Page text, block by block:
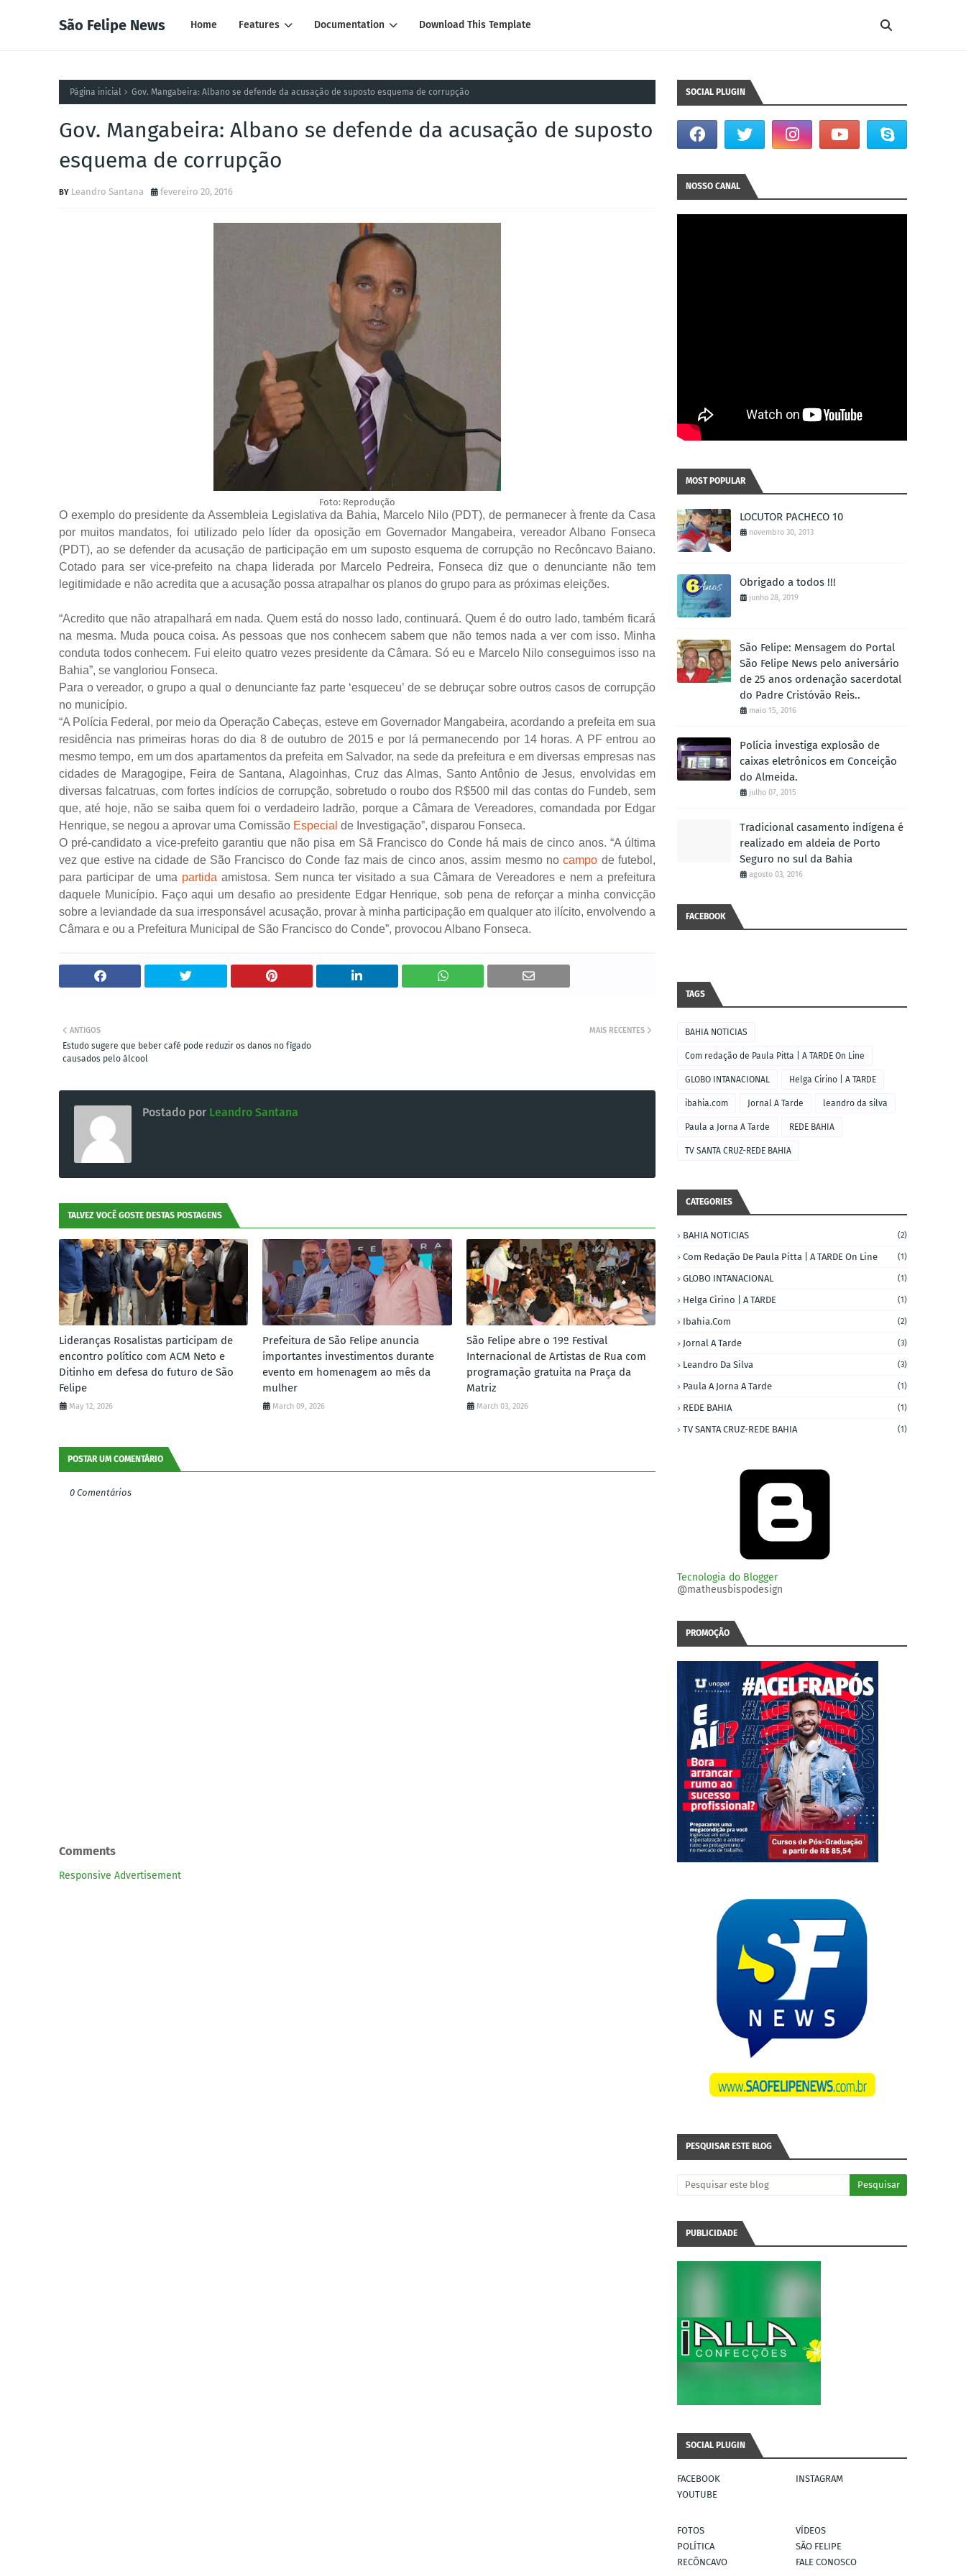
São Felipe News Home Features Documentation Download This Template
Página inicial Gov. Mangabeira: Albano se defende da acusação de suposto esquema de corrupção
Gov. Mangabeira: Albano se defende da acusação de suposto
esquema de corrupção
Leandro Santana fevereiro 20, 2016
Foto: Reprodução
O exemplo do presidente da Assembleia Legislativa da Bahia, Marcelo Nilo (PDT), de permanecer à frente da Casa
por muitos mandatos, foi utilizado pelo líder da oposição em Governador Mangabeira, vereador Albano Fonseca
(PDT), ao se defender da acusação de participação em um suposto esquema de corrupção no Recôncavo Baiano.
Cotado para ser vice-prefeito na chapa liderada por Marcelo Pedreira, Fonseca diz que o denunciante não tem
legitimidade e não acredita que a acusação possa atrapalhar os planos do grupo para as próximas eleições.
“Acredito que não atrapalhará em nada. Quem está do nosso lado, continuará. Quem é do outro lado, também ficará
na mesma. Muda pouca coisa. As pessoas que nos conhecem sabem que não temos nada a ver com isso. Minha
conduta todos conhecem. Fui eleito quatro vezes presidente da Câmara. Só eu e Marcelo Nilo conseguimos isso na
Bahia”, se vangloriou Fonseca.
Para o vereador, o grupo a qual o denunciante faz parte ‘esqueceu’ de se debruçar sobre outros casos de corrupção
no município.
“A Polícia Federal, por meio da Operação Cabeças, esteve em Governador Mangabeira, acordando a prefeita em sua
residência nas primeiras horas do dia 8 de outubro de 2015 e por lá permanecendo por 14 horas. A PF entrou ao
mesmo tempo, em um dos apartamentos da prefeita em Salvador, na sede da prefeitura e em diversas empresas nas
cidades de Maragogipe, Feira de Santana, Alagoinhas, Cruz das Almas, Santo Antônio de Jesus, envolvidas em
diversas falcatruas, com fortes indícios de corrupção, sobretudo o roubo dos R$500 mil das contas do Fundeb, sem
que, até hoje, não se saiba quem foi o verdadeiro ladrão, porque a Câmara de Vereadores, comandada por Edgar
Henrique, se negou a aprovar uma Comissão Especial de Investigação”, disparou Fonseca.
O pré-candidato a vice-prefeito garantiu que não pisa em Sã Francisco do Conde há mais de cinco anos. “A última
vez que estive na cidade de São Francisco do Conde faz mais de cinco anos, assim mesmo nocampo de futebol,
para participar de uma partida amistosa. Sem nunca ter visitado a sua Câmara de Vereadores e nem a prefeitura
daquele Município. Faço aqui um desafio ao presidente Edgar Henrique, sob pena de reforçar a minha convicção
sobre a leviandade da sua irresponsável acusação, provar à minha participação em qualquer ato ilícito, envolvendo a
Câmara e ou a Prefeitura Municipal de São Francisco do Conde”, provocou Albano Fonseca.
MAIS RECENTES
ANTIGOS
Estudo sugere que beber café pode reduzir os danos no fígado
causados pelo álcool
Postado por Leandro Santana
TALVEZ VOCÊ GOSTE DESTAS POSTAGENS
Lideranças Rosalistas participam de
encontro político com ACM Neto e
Ditinho em defesa do futuro de São
Felipe
May 12, 2026
Prefeitura de São Felipe anuncia
importantes investimentos durante
evento em homenagem ao mês da
mulher
March 09, 2026
São Felipe abre o 19º Festival
Internacional de Artistas de Rua com
programação gratuita na Praça da
Matriz
March 03, 2026
POSTAR UM COMENTÁRIO
0 Comentários
Comments
Responsive Advertisement
SOCIAL PLUGIN
NOSSO CANAL
MOST POPULAR
LOCUTOR PACHECO 10
novembro 30, 2013
Obrigado a todos !!!
junho 28, 2019
São Felipe: Mensagem do Portal
São Felipe News pelo aniversário
de 25 anos ordenação sacerdotal
do Padre Cristóvão Reis..
maio 15, 2016
Polícia investiga explosão de
caixas eletrônicos em Conceição
do Almeida.
julho 07, 2015
Tradicional casamento indígena é
realizado em aldeia de Porto
Seguro no sul da Bahia
agosto 03, 2016
FACEBOOK
TAGS
BAHIA NOTICIAS
Com redação de Paula Pitta | A TARDE On Line
GLOBO INTANACIONAL Helga Cirino | A TARDE
ibahia.com Jornal A Tarde leandro da silva
Paula a Jorna A Tarde REDE BAHIA
TV SANTA CRUZ-REDE BAHIA
CATEGORIES
BAHIA NOTICIAS (2)
Com Redação De Paula Pitta | A TARDE On Line (1)
GLOBO INTANACIONAL (1)
Helga Cirino | A TARDE (1)
Ibahia.com (2)
Jornal A Tarde (3)
Leandro Da Silva (3)
Paula A Jorna A Tarde (1)
REDE BAHIA (1)
TV SANTA CRUZ-REDE BAHIA (1)
Tecnologia do Blogger
@matheusbispodesign
PROMOÇÃO
PESQUISAR ESTE BLOG
PUBLICIDADE
SOCIAL PLUGIN
FACEBOOK
INSTAGRAM
YOUTUBE
FOTOS
VÍDEOS
POLÍTICA
SÃO FELIPE
RECÔNCAVO
FALE CONOSCO